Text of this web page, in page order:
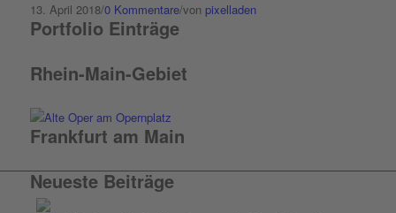
13. April 2018/0 Kommentare/von pixelladen
Portfolio Einträge
Rhein-Main-Gebiet
Frankfurt am Main
Neueste Beiträge